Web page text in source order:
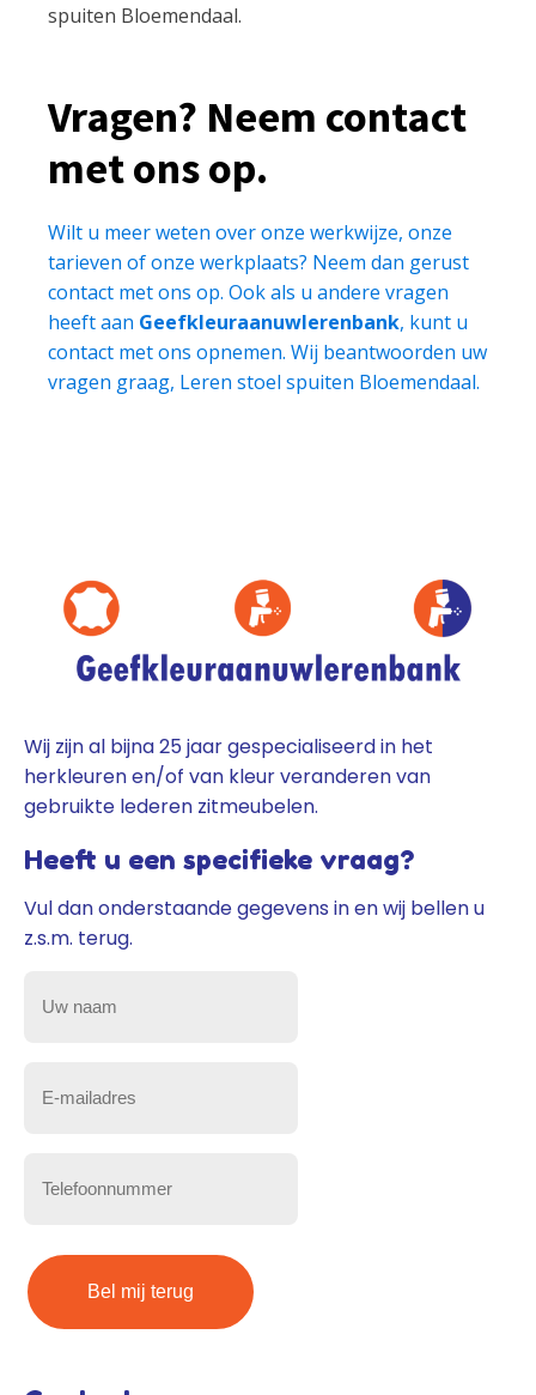
spuiten Bloemendaal.
Vragen? Neem contact
met ons op.
Wilt u meer weten over onze werkwijze, onze
tarieven of onze werkplaats? Neem dan gerust
contact met ons op. Ook als u andere vragen
heeft aan Geefkleuraanuwlerenbank, kunt u
contact met ons opnemen. Wij beantwoorden uw
vragen graag, Leren stoel spuiten Bloemendaal.
Wij zijn al bijna 25 jaar gespecialiseerd in het
herkleuren en/of van kleur veranderen van
gebruikte lederen zitmeubelen.
Heeft u een specifieke vraag?
Vul dan onderstaande gegevens in en wij bellen u
z.s.m. terug.
Uw
Telefoonnummer